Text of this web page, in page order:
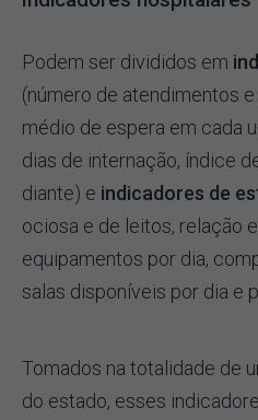
Podem ser divididos em
(número de atendimentos
médio de espera em cada
dias de internação, índice
diante) e indicadores de
ociosa e de leitos, relação
equipamentos por dia,
salas disponíveis por dia e
Tomados na totalidade de
do estado, esses